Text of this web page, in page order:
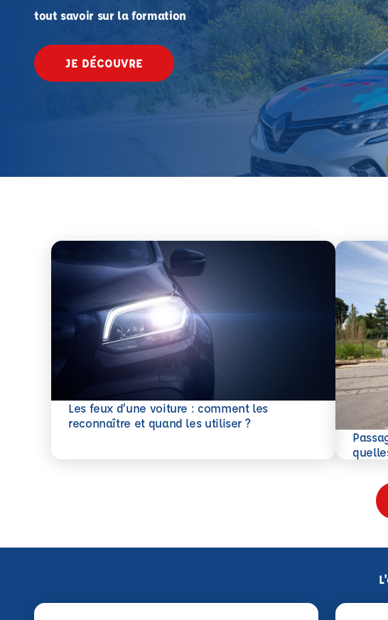
tout savoir sur la formation
JE DÉCOUVRE
Les feux d’une voiture : comment les
reconnaître et quand les utiliser ?
En savoir plus
En